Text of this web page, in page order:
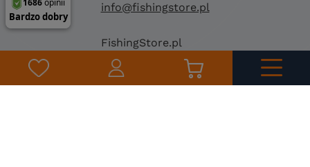
info@fishingstore.pl
FishingStore.pl
Kuznocin 1